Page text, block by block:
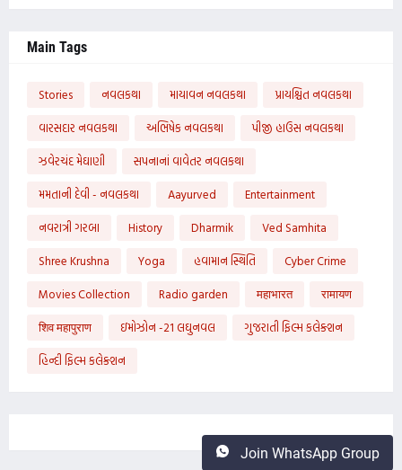
Main Tags
Stories નવલકથા માયાવન નવલકથા
પ્રાયશ્ચિત નવલકથા
વારસદાર નવલકથા
અભિષેક નવલકથા
પીજી હાઉસ નવલકથા
ઝવેરચંદ મેઘાણી
સપનાનાં વાવેતર નવલકથા
મમતાની દેવી - નવલકથા
Aayurved
Entertainment
નવરાત્રી ગરબા
History Dharmik
Ved Samhita
Shree Krushna
Yoga હવામાન સ્થિતિ
Cyber Crime
Movies Collection
Radio garden महाभारत
रामायण
शिव महापुराण
ઇમોઝોન -21 લઘુનવલ
ગુજરાતી ફિલ્મ કલેક્શન
હિન્દી ફિલ્મ કલેક્શન
Join WhatsApp Group